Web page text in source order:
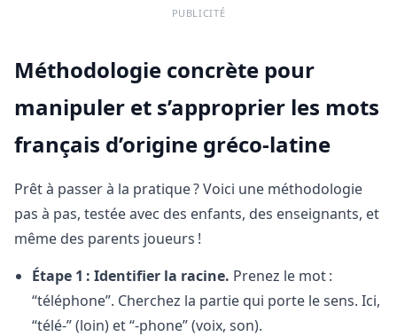
PUBLICITÉ
Méthodologie concrète pour
manipuler et s’approprier les mots
français d’origine gréco-latine
Prêt à passer à la pratique ? Voici une méthodologie
pas à pas, testée avec des enfants, des enseignants, et
même des parents joueurs !
Étape 1 : Identifier la racine. Prenez le mot :
“téléphone”. Cherchez la partie qui porte le sens. Ici,
“télé-” (loin) et “-phone” (voix, son).